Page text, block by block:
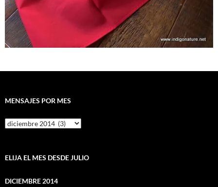
MENSAJES POR MES
Mensajes
por
ELIJA EL MES DESDE JULIO
DICIEMBRE 2014